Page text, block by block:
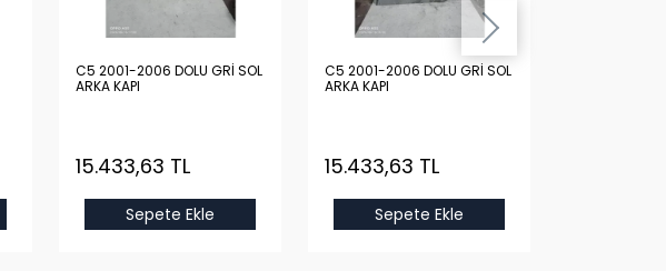
C5 2001-2006 DOLU GRİ SOL
ARKA KAPI
15.433,63 TL
Sepete Ekle
C5 2001-2006 DOLU GRİ SOL
ARKA KAPI
15.433,63 TL
Sepete Ekle